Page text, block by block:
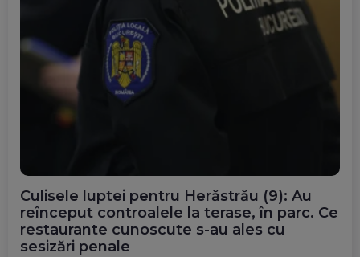
Culisele luptei pentru Herăstrău (9): Au
reînceput controalele la terase, în parc. Ce
restaurante cunoscute s-au ales cu
sesizări penale